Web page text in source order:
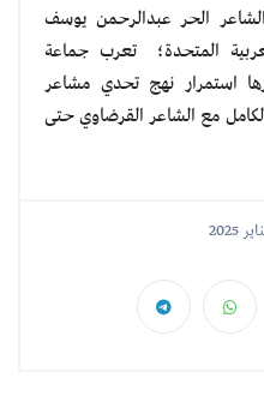
الحر عبدالرحمن يوسف
المتحدة؛ تعرب جماعة
استمرار نهج تحدي مشاعر
مع الشاعر القرضاوي حتى